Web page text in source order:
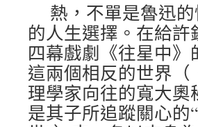
熱，不單是魯迅
的人生選擇。在給
四幕戲劇《往星中
這兩個相反的世界
理學家向往的寬大
是其子所追蹤關心的